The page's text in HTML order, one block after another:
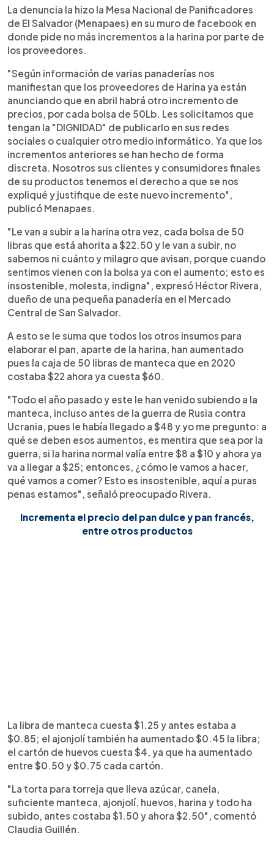
La denuncia la hizo la Mesa Nacional de Panificadores
de El Salvador (Menapaes) en su muro de facebook en
donde pide no más incrementos a la harina por parte de
los proveedores.
"Según información de varias panaderías nos
manifiestan que los proveedores de Harina ya están
anunciando que en abril habrá otro incremento de
precios, por cada bolsa de 50Lb. Les solicitamos que
tengan la "DIGNIDAD" de publicarlo en sus redes
sociales o cualquier otro medio informático. Ya que los
incrementos anteriores se han hecho de forma
discreta. Nosotros sus clientes y consumidores finales
de su productos tenemos el derecho a que se nos
expliqué y justifique de este nuevo incremento",
publicó Menapaes.
"Le van a subir a la harina otra vez, cada bolsa de 50
libras que está ahorita a $22.50 y le van a subir, no
sabemos ni cuánto y milagro que avisan, porque cuando
sentimos vienen con la bolsa ya con el aumento; esto es
insostenible, molesta, indigna", expresó Héctor Rivera,
dueño de una pequeña panadería en el Mercado
Central de San Salvador.
A esto se le suma que todos los otros insumos para
elaborar el pan, aparte de la harina, han aumentado
pues la caja de 50 libras de manteca que en 2020
costaba $22 ahora ya cuesta $60.
"Todo el año pasado y este le han venido subiendo a la
manteca, incluso antes de la guerra de Rusia contra
Ucrania, pues le había llegado a $48 y yo me pregunto: a
qué se deben esos aumentos, es mentira que sea por la
guerra, si la harina normal valía entre $8 a $10 y ahora ya
va a llegar a $25; entonces, ¿cómo le vamos a hacer,
qué vamos a comer? Esto es insostenible, aquí a puras
penas estamos", señaló preocupado Rivera.
Incrementa el precio del pan dulce y pan francés,
entre otros productos
La libra de manteca cuesta $1.25 y antes estaba a
$0.85; el ajonjolí también ha aumentado $0.45 la libra;
el cartón de huevos cuesta $4, ya que ha aumentado
entre $0.50 y $0.75 cada cartón.
"La torta para torreja que lleva azúcar, canela,
suficiente manteca, ajonjolí, huevos, harina y todo ha
subido, antes costaba $1.50 y ahora $2.50", comentó
Claudia Guillén.